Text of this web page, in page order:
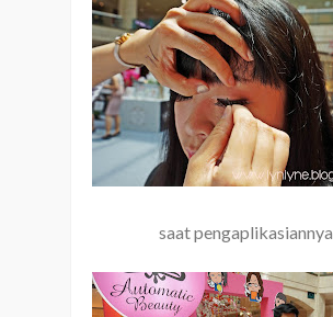
saat pengaplikasiannya